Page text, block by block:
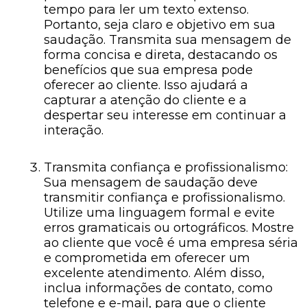
tempo para ler um texto extenso.
Portanto, seja claro e objetivo em sua
saudação. Transmita sua mensagem de
forma concisa e direta, destacando os
benefícios que sua empresa pode
oferecer ao cliente. Isso ajudará a
capturar a atenção do cliente e a
despertar seu interesse em continuar a
interação.
Transmita confiança e profissionalismo:
Sua mensagem de saudação deve
transmitir confiança e profissionalismo.
Utilize uma linguagem formal e evite
erros gramaticais ou ortográficos. Mostre
ao cliente que você é uma empresa séria
e comprometida em oferecer um
excelente atendimento. Além disso,
inclua informações de contato, como
telefone e e-mail, para que o cliente